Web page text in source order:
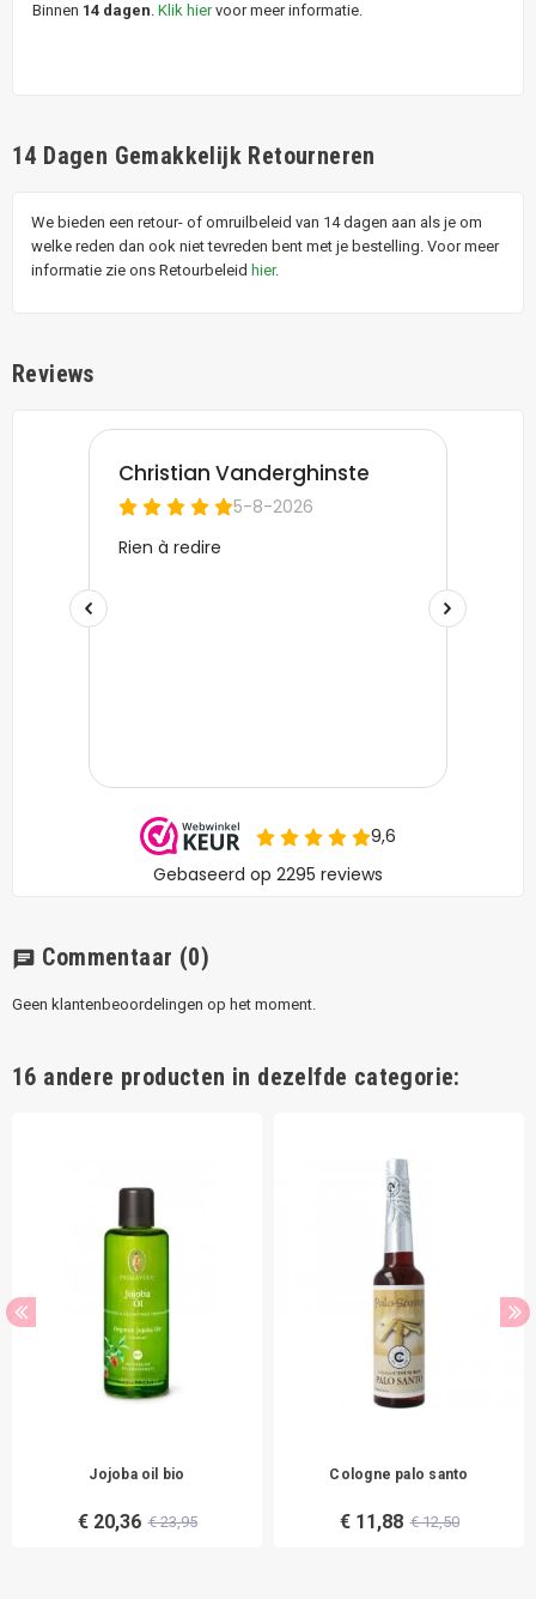
Binnen 14 dagen. Klik hiervoor meer informatie.
14 Dagen Gemakkelijk Retourneren
We bieden een retour- of omruilbeleid van 14 dagen aan als je om
welke reden dan ook niet tevreden bent met je bestelling. Voor meer
informatie zie ons Retourbeleid hier.
Reviews
chat Commentaar (0)
Geen klantenbeoordelingen op het moment.
16 andere producten in dezelfde categorie:
Jojoba oil bio
€ 20,36 € 23,95
Cologne palo santo
€ 11,88 € 12,50